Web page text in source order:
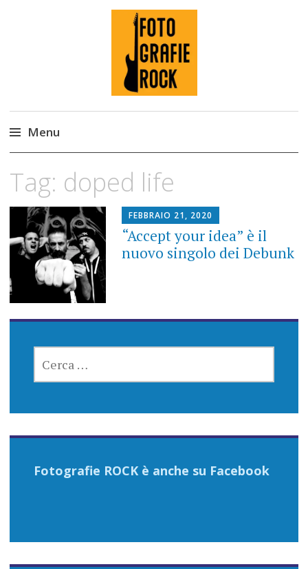
Fotografie ROCK
Menu
content
Tag: doped life
FEBBRAIO 21, 2020
“Accept your idea” è il
nuovo singolo dei Debunk
PER:
Fotografie ROCK è anche su Facebook